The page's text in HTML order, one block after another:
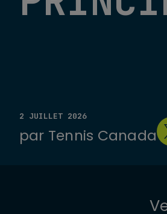
2 JUILLET 2026
par Tennis Canada